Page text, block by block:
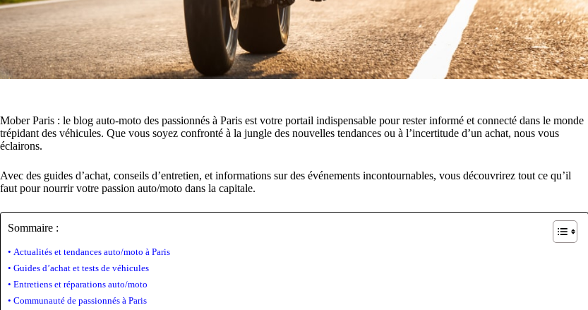
Mober Paris : le blog auto-moto des passionnés à Paris est votre portail indispensable pour rester informé et connecté dans le monde
trépidant des véhicules. Que vous soyez confronté à la jungle des nouvelles tendances ou à l’incertitude d’un achat, nous vous
éclairons.
Avec des guides d’achat, conseils d’entretien, et informations sur des événements incontournables, vous découvrirez tout ce qu’il
faut pour nourrir votre passion auto/moto dans la capitale.
Sommaire :
Actualités et tendances auto/moto à Paris
Guides d’achat et tests de véhicules
Entretiens et réparations auto/moto
Communauté de passionnés à Paris